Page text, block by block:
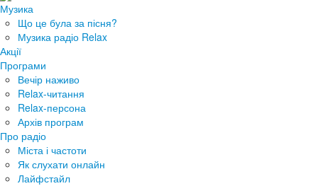
Музика
Що це була за пісня?
Музика радіо Relax
Акції
Програми
Вечір наживо
Relax-читання
Relax-персона
Архів програм
Про радіо
Міста і частоти
Як слухати онлайн
Лайфстайл